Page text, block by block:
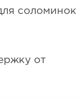
соломинок
от